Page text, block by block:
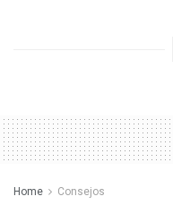
Home Consejos